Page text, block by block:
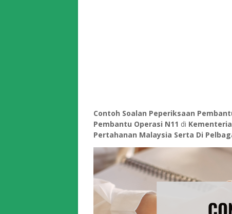
Contoh Soalan Peperiksaan
Pembantu Operasi N11 di
Pertahanan Malaysia Serta Di